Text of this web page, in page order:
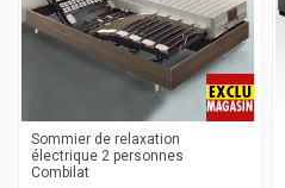
Sommier de relaxation
électrique 2 personnes
Combilat